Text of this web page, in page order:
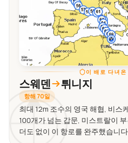
이 배로 다녀온
스웨덴 튀니지
항해 70일
최대 12m 조수의 영국 해협, 비스
100개가 넘는 갑문, 미스트랄이 부
더도 없이 이 항로를 완주했습니다.